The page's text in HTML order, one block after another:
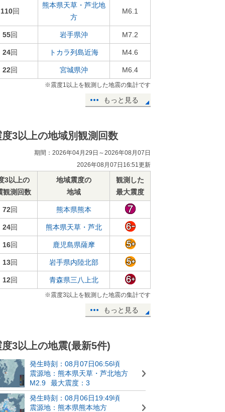
110回
熊本県天草・芦北地
方
M6.1
55回 岩手県沖 M7.2
24回 トカラ列島近海 M4.6
22回 宮城県沖 M6.4
※震度1以上を観測した地震の集計です
もっと見る
度3以上の地域別観測回数
期間：2026年04月29日～2026年08月07日
2026年08月07日16:51更新
3以上の
観測回数
地域震度の
地域
観測した
最大震度
72回 熊本県熊本
24回 熊本県天草・芦北
16回 鹿児島県薩摩
13回 岩手県内陸北部
12回 青森県三八上北
※震度3以上を観測した地震の集計です
もっと見る
度3以上の地震(最新5件)
発生時刻：08月07日06:56頃
震源地：熊本県天草・芦北地方
M2.9
最大震度：3
発生時刻：08月06日19:49頃
震源地：熊本県熊本地方